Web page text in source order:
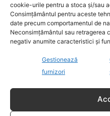
cookie-urile pentru a stoca și/sau
Consimțământul pentru aceste
date precum comportamentul de
Neconsimțământul sau retragerea
negativ anumite caracteristici și
Gestionează
furnizori
Ultimele știri
Funeriu critică dur
ținte principale
Iarnă dificilă pentru
la curent pot crește
Intervenție reușită pe
Cernavodă. Pericolul